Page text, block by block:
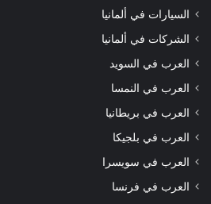
السيارات في ألمانيا
الشركات في ألمانيا
العرب في السويد
العرب في النمسا
العرب في بريطانيا
العرب في بلجيكا
العرب في سويسرا
العرب في فرنسا